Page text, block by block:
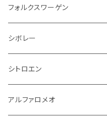
アストンマーティン
シボレー
フォード
アルファロメオ
アルファロメオ
ランドローバー
フィアット
クライスラー
シトロエン
フィアット
ヒュンダイ
ジャガー
ステアリングホイール
ステアリング
パワーステアリング系
エンジン
エンジンVベルト
オイルフィルター
ラジエーター
クーラント
ミッション
キムコ
SYM
収納用品
インテリア系
アクセルブレーキペダル
オイルクーラー
ケーブル系
吸気系
ラジエーター
ミラー
フェンダー
タンドラ
ワイパー系
バンパー
外装系
バイク ブレーキクラッチレバー
エンジンカバー
足回り系
サスペンション
その他
トランクマット
足回り
サスペンション
ヘッドライト
トランクマット
運転席周り
アームレスト
フェンダー
サイドミラー
ハンドル系
その他
リアバンパー
プラグ系
イグニッションコイル
ブレーキ系
アンチロックブレーキ
運転席周り
アームレスト
冷却系
フロアマット
リアバンパー
その他
フォルクスワーゲン
フロアマット
プラグ系
イグニッションコイル
ブレーキ系
シボレー
フロアマット
その他
シトロエン
フロアマット
アルファロメオ